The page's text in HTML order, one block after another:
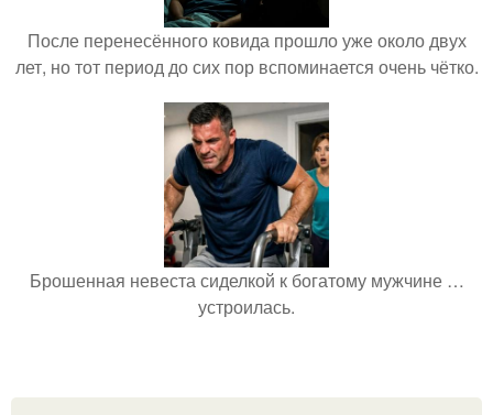
После перенесённого ковида прошло уже около двух
лет, но тот период до сих пор вспоминается очень чётко.
Брошенная невеста сиделкой к богатому мужчине …
устроилась.